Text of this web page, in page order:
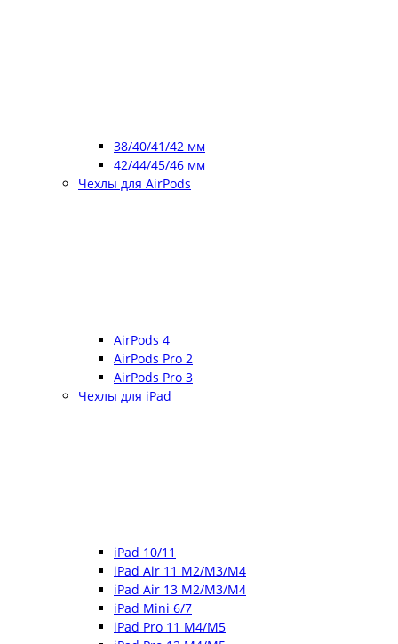
38/40/41/42 мм
42/44/45/46 мм
Чехлы для AirPods
AirPods 4
AirPods Pro 2
AirPods Pro 3
Чехлы для iPad
iPad 10/11
iPad Air 11 M2/M3/M4
iPad Air 13 M2/M3/M4
iPad Mini 6/7
iPad Pro 11 M4/M5